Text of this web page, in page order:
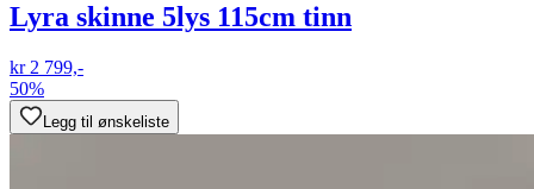
Lyra skinne 5lys 115cm tinn
kr 2 799,-
50%
Legg til ønskeliste